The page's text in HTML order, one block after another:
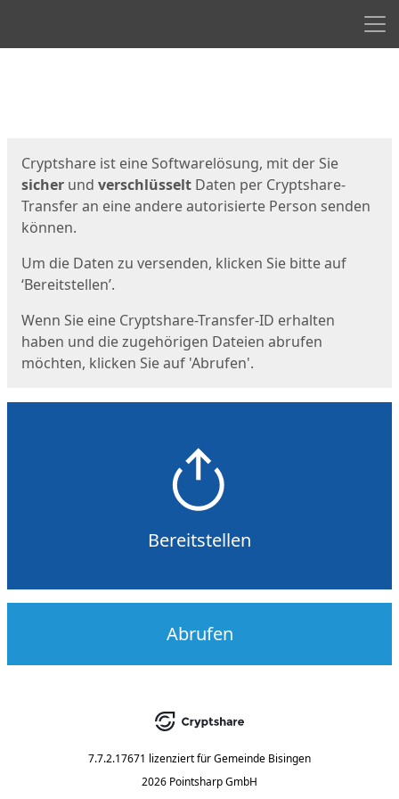
Cryptshare ist eine Softwarelösung, mit der Sie
sicher und verschlüsselt Daten per Cryptshare-
Transfer an eine andere autorisierte Person senden
können.
Um die Daten zu versenden, klicken Sie bitte auf
‘Bereitstellen’.
Wenn Sie eine Cryptshare-Transfer-ID erhalten
haben und die zugehörigen Dateien abrufen
möchten, klicken Sie auf 'Abrufen'.
Bereitstellen
Abrufen
7.7.2.17671 lizenziert fürGemeinde Bisingen
2026 Pointsharp GmbH